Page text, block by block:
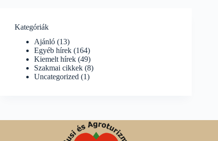
Kategóriák
Ajánló (13)
Egyéb hírek (164)
Kiemelt hírek (49)
Szakmai cikkek (8)
Uncategorized (1)